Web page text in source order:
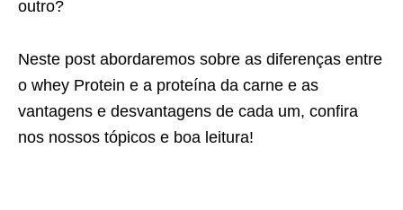
outro?
Neste post abordaremos sobre as diferenças entre
o whey Protein e a proteína da carne e as
vantagens e desvantagens de cada um, confira
nos nossos tópicos e boa leitura!